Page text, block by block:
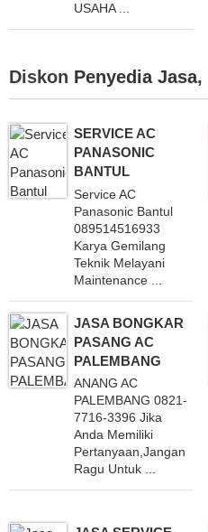
USAHA ...
Diskon Penyedia Jasa,
SERVICE AC
PANASONIC
BANTUL
Service AC
Panasonic Bantul
089514516933
Karya Gemilang
Teknik Melayani
Maintenance ...
JASA BONGKAR
PASANG AC
PALEMBANG
ANANG AC
PALEMBANG 0821-
7716-3396 Jika
Anda Memiliki
Pertanyaan,Jangan
Ragu Untuk ...